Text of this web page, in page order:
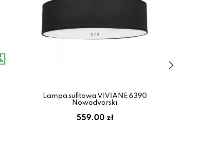
Lampa sufitowa VIVIANE 6390
Nowodvorski
559.00 zł